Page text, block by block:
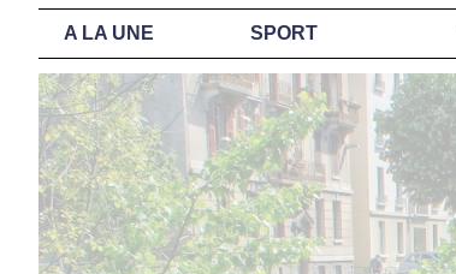
A LA UNE SPORT